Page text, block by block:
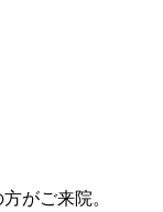
がご来院。